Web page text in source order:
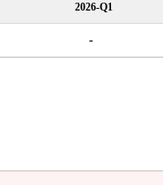
2026-Q1
-